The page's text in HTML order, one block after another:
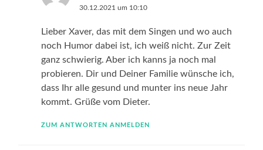
30.12.2021 um 10:10
Lieber Xaver, das mit dem Singen und wo auch
noch Humor dabei ist, ich weiß nicht. Zur Zeit
ganz schwierig. Aber ich kanns ja noch mal
probieren. Dir und Deiner Familie wünsche ich,
dass Ihr alle gesund und munter ins neue Jahr
kommt. Grüße vom Dieter.
ZUM ANTWORTEN ANMELDEN